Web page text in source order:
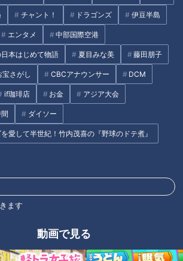
チャント！ ドラゴンズ 伊豆半島
エンタメ 中部国際空港
本はじめて物語 夏目みな美 藤田朋子
さがし CBCアナウンサー DCM
if珈琲店 お金 アジア大会
ダイソー
を愛して半世紀！竹内茂喜の『野球のドテ煮』
ます
動画で見る
テンツ
ろあん」
３分クッ
の作り方【キユーピー３分クッ